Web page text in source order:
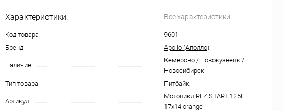
Характеристики: Все характеристики
Код товара
9601
Бренд
Apollo (Аполло)
Наличие
Кемерово / Новокузнецк /
Новосибирск
Тип товара
Питбайк
Артикул
Мотоцикл RFZ START 125LE
17х14 orange